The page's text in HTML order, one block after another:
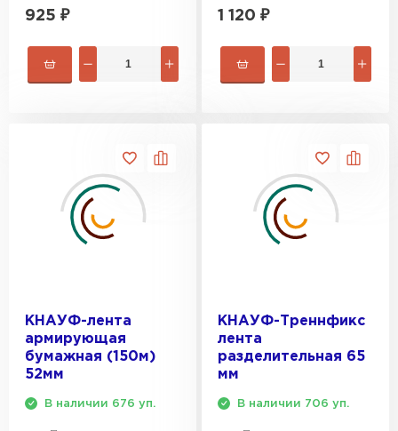
925 ₽ 1 120 ₽
КНАУФ-лента
армирующая
бумажная (150м)
52мм
В наличии 676 уп.
КНАУФ-Треннфикс
лента
разделительная 65
мм
В наличии 706 уп.
Гипсокартон
Сэндвич-панели
Утеплитель Baswool